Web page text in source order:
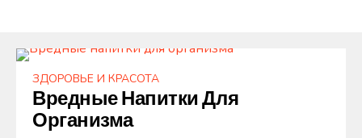
ЗДОРОВЬЕ И КРАСОТА
Вредные Напитки Для
Организма